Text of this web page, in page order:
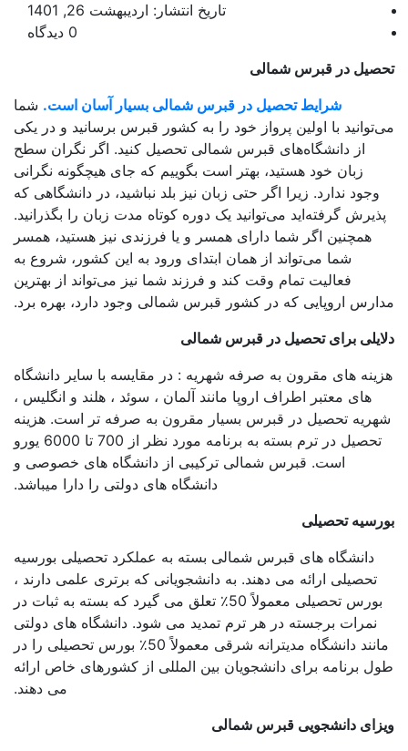
تاریخ انتشار: اردیبهشت 26, 1401
در قبرس شمالی
شرایط تحصیل در قبرس شمالی بسیار آسان است.شما
با اولین پرواز خود را به کشور قبرس برسانید و در یکی
از دانشگاه‌های قبرس شمالی تحصیل کنید. اگر نگران سطح
زبان خود هستید، بهتر است بگوییم که جای هیچگونه نگرانی
وجود ندارد. زیرا اگر حتی زبان نیز بلد نباشید، در دانشگاهی که
گرفته‌اید می‌توانید یک دوره کوتاه مدت زبان را بگذرانید.
همچنین اگر شما دارای همسر و یا فرزندی نیز هستید، همسر
شما می‌تواند از همان ابتدای ورود به این کشور، شروع به
فعالیت تمام وقت کند و فرزند شما نیز می‌تواند از بهترین
اروپایی که در کشور قبرس شمالی وجود دارد، بهره برد.
برای تحصیل در قبرس شمالی
های مقرون به صرفه شهریه : در مقایسه با سایر دانشگاه
های معتبر اطراف اروپا مانند آلمان ، سوئد ، هلند و انگلیس ،
تحصیل در قبرس بسیار مقرون به صرفه تر است. هزینه
تحصیل در ترم بسته به برنامه مورد نظر از 700 تا 6000 یورو
است. قبرس شمالی ترکیبی از دانشگاه های خصوصی و
دانشگاه های دولتی را دارا میباشد.
تحصیلی
دانشگاه های قبرس شمالی بسته به عملکرد تحصیلی بورسیه
تحصیلی ارائه می دهند. به دانشجویانی که برتری علمی دارند ،
بورس تحصیلی معمولاً 50٪ تعلق می گیرد که بسته به ثبات در
نمرات برجسته در هر ترم تمدید می شود. دانشگاه های دولتی
مانند دانشگاه مدیترانه شرقی معمولاً 50٪ بورس تحصیلی را در
برنامه برای دانشجویان بین المللی از کشورهای خاص ارائه
می دهند.
دانشجویی قبرس شمالی